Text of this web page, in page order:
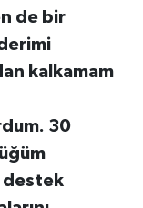
de bir
kalkamam
30
destek